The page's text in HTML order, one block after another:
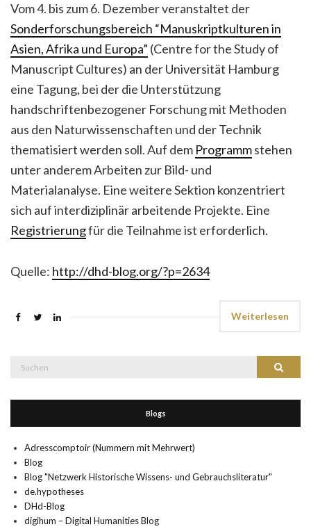
Vom 4. bis zum 6. Dezember veranstaltet der
Sonderforschungsbereich “Manuskriptkulturen in
Asien, Afrika und Europa” (Centre for the Study of
Manuscript Cultures) an der Universität Hamburg
eine Tagung, bei der die Unterstützung
handschriftenbezogener Forschung mit Methoden
aus den Naturwissenschaften und der Technik
thematisiert werden soll. Auf dem Programmstehen
unter anderem Arbeiten zur Bild- und
Materialanalyse. Eine weitere Sektion konzentriert
sich auf interdiziplinär arbeitende Projekte. Eine
Registrierungfür die Teilnahme ist erforderlich.
Quelle: http://dhd-blog.org/?p=2634
Weiterlesen
Suchen
Blogs
Adresscomptoir (Nummern mit Mehrwert)
Blog
Blog "Netzwerk Historische Wissens- und Gebrauchsliteratur"
de.hypotheses
DHd-Blog
digihum – Digital Humanities Blog